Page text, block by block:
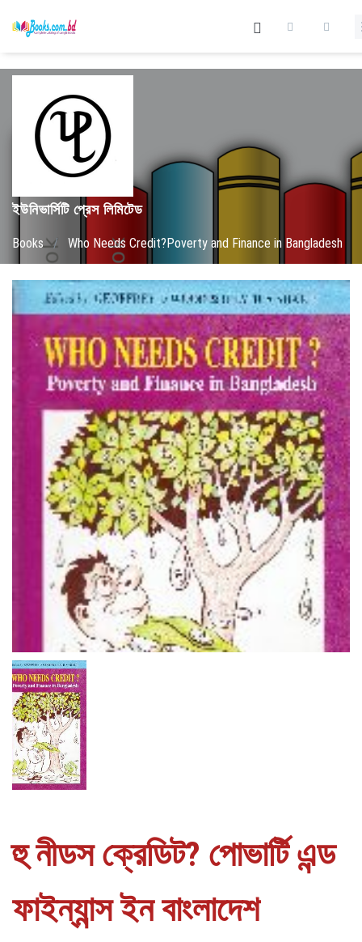
ইউনিভার্সিটি প্রেস লিমিটেড
Books / Who Needs Credit?Poverty and Finance in Bangladesh
হু নীডস ক্রেডিট? পোভার্টি এন্ড
ফাইন্যান্স ইন বাংলাদেশ